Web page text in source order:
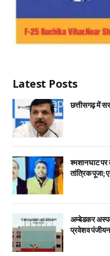
Latest Posts
छत्तीसगढ़ में
श्मशान घाट
तांत्रिक पूजा;
अम्बेडकर
प्रवेश व पंजीयन